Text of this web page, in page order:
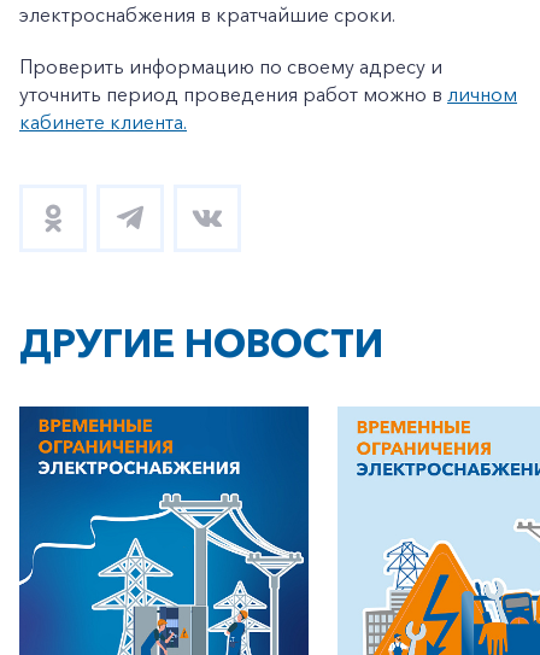
+7-800-700-24-57
Частным клиентам
электроснабжения в кратчайшие сроки.
Проверить информацию по своему адресу и
уточнить период проведения работ можно в личном
кабинете клиента.
ДРУГИЕ НОВОСТИ